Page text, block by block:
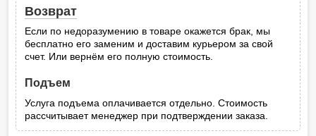
Возврат
Если по недоразумению в товаре окажется брак, мы
бесплатно его заменим и доставим курьером за свой
счет. Или вернём его полную стоимость.
Подъем
Услуга подъема оплачивается отдельно. Стоимость
рассчитывает менеджер при подтверждении заказа.